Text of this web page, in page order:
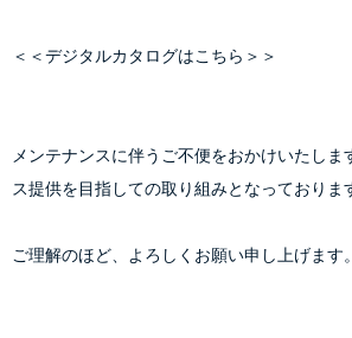
＜＜デジタルカタログはこちら ＞＞
メンテナンスに伴うご不便をおかけいたしま
ス提供を目指しての取り組みとなっておりま
ご理解のほど、よろしくお願い申し上げます。